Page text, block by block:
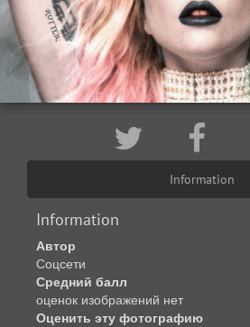
Information
Information
Автор
Соцсети
Средний балл
оценок изображений нет
Оценить эту фотографию